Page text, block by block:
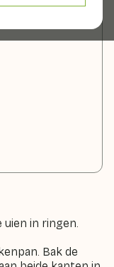
uien in ringen.
Bak de